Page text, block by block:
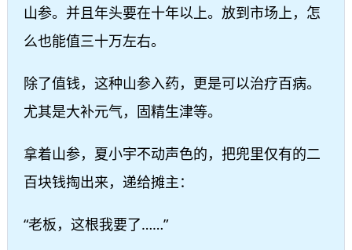
山参。并且年头要在十年以上。放到市场上，怎
么也能值三十万左右。
除了值钱，这种山参入药，更是可以治疗百病。
尤其是大补元气，固精生津等。
拿着山参，夏小宇不动声色的，把兜里仅有的二
百块钱掏出来，递给摊主：
“老板，这根我要了……”